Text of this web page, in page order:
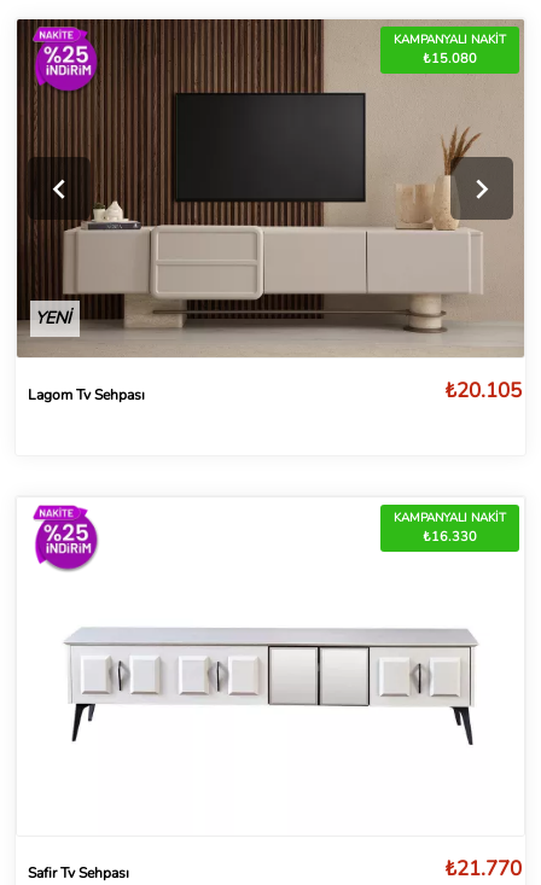
KAMPANYALI NAKİT
₺15.080
YENİ
Lagom Tv Sehpası ₺20.105
KAMPANYALI NAKİT
₺16.330
Safir Tv Sehpası ₺21.770